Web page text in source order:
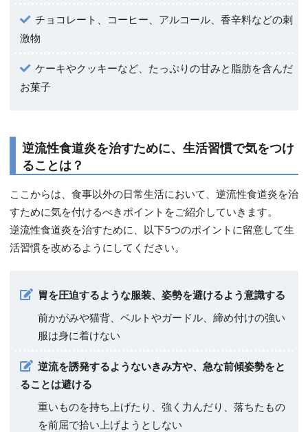
チョコレート、コーヒー、アルコール、香辛料などの刺
激物
ケーキやクッキーなど、たっぷりの甘みと脂肪を含んだ
お菓子
逆流性食道炎を治すために、生活習慣で気をつけ
ることは？
ここからは、食事以外の日常生活において、逆流性食道炎を治
すために気を付けるべきポイントをご紹介していきます。
逆流性食道炎を治すために、以下5つのポイントに留意して生
活習慣を改めるようにしてください。
胃を圧迫するような服装、姿勢を避けるよう意識する
前かがみや猫背、ベルトやガードル、締め付けの強い
服は身に着けない
逆流を誘発するようないきみ方や、急な前傾姿勢をと
ることは避ける
重いものを持ち上げたり、強く力んだり、落ちたもの
を前屈で拾い上げようとしない